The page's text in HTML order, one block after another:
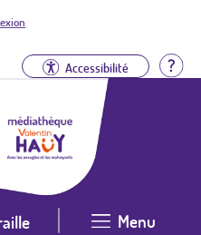
Accessibilité
Menu